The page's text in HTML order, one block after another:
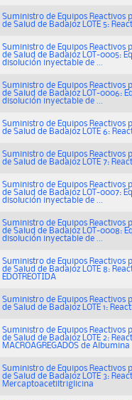
Suministro de Equipos Reactivos
de Salud de Badajoz LOTE 5:
Suministro de Equipos Reactivos
de Salud de Badajoz LOT-0005:
disolución inyectable de ...
Suministro de Equipos Reactivos
de Salud de Badajoz LOT-0006:
disolución inyectable de ...
Suministro de Equipos Reactivos
de Salud de Badajoz LOTE 6:
Suministro de Equipos Reactivos
de Salud de Badajoz LOTE 7:
Suministro de Equipos Reactivos
de Salud de Badajoz LOT-0007:
disolución inyectable de ...
Suministro de Equipos Reactivos
de Salud de Badajoz LOT-0008:
disolución inyectable de ...
Suministro de Equipos Reactivos
de Salud de Badajoz LOTE 8:
EDOTREOTIDA
Suministro de Equipos Reactivos
de Salud de Badajoz LOTE 1:
Suministro de Equipos Reactivos
de Salud de Badajoz LOTE 2:
MACROAGREGADOS de Albumina
Suministro de Equipos Reactivos
de Salud de Badajoz LOTE 3:
Mercaptoacetiltriglicina